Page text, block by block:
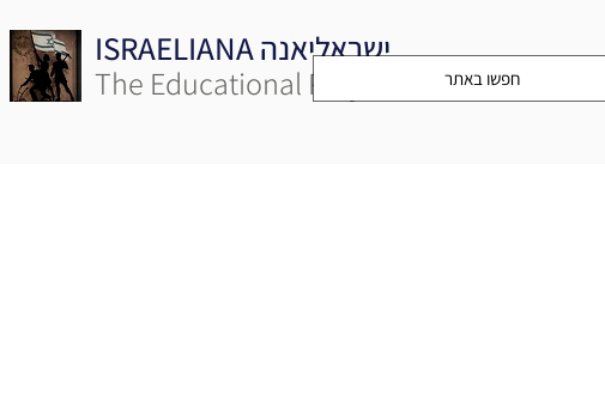
ISRAELIANA ישראליאנה
The Educational Project